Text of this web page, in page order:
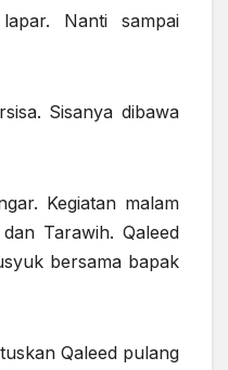
Nanti sampai
Sisanya dibawa
Kegiatan malam
Tarawih. Qaleed
bersama bapak
Qaleed pulang